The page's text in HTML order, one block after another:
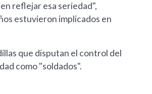
reflejar esa seriedad",
estuvieron implicados en
que disputan el control del
como "soldados".